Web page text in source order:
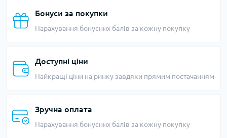
Бонуси за покупки
Нарахування бонусних балів за кожну покупку
Доступні ціни
Найкращі ціни на ринку завдяки прямим постачанням
Зручна оплата
Нарахування бонусних балів за кожну покупку